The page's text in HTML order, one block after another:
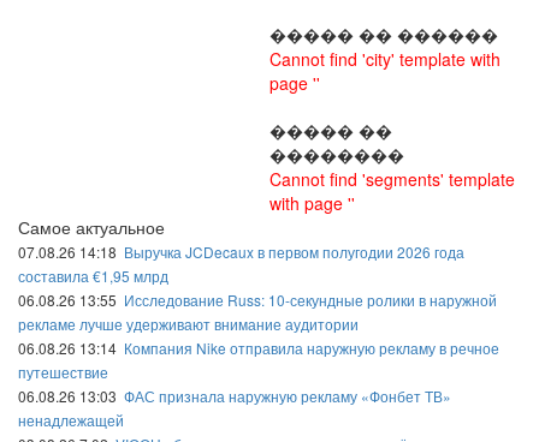
����� �� ������
Cannot find 'city' template with
page ''
����� ��
��������
Cannot find 'segments' template
with page ''
Самое актуальное
07.08.26 14:18 Выручка JCDecaux в первом полугодии 2026 года
составила €1,95 млрд
06.08.26 13:55 Исследование Russ: 10-секундные ролики в наружной
рекламе лучше удерживают внимание аудитории
06.08.26 13:14 Компания Nike отправила наружную рекламу в речное
путешествие
06.08.26 13:03 ФАС признала наружную рекламу «Фонбет ТВ»
ненадлежащей